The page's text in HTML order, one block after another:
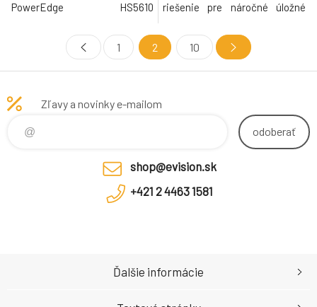
PowerEdge HS5610
PowerEdge MX760C
PowerEdge R240 PowerEdge
R250 PowerEdge R340
PowerEdge R450 PowerEdge
PowerEdge R640 PowerEdge
riešenie pre náročné úložné
kapacitách až 18 TB, poskytuje
až 2,5 milióna hodín MTBF,
technológiu ochrany proti
1 2 10
Zľavy a novinky e-mailom
odoberať
shop@evision.sk
+421 2 4463 1581
Ďalšie informácie